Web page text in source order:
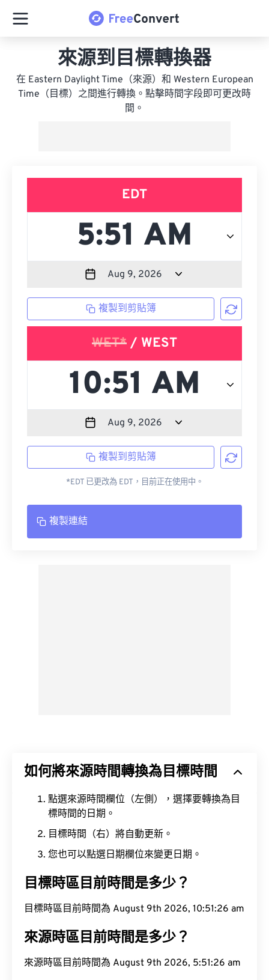
來源到目標轉換器
在 Eastern Daylight Time（來源）和 Western European
Time（目標）之間進行轉換。點擊時間字段即可更改時
間。
EDT
複製到剪貼簿
WET* / WEST
複製到剪貼簿
*EDT 已更改為 EDT，目前正在使用中。
複製連結
如何將來源時間轉換為目標時間
點選來源時間欄位（左側），選擇要轉換為目
標時間的日期。
目標時間（右）將自動更新。
您也可以點選日期欄位來變更日期。
目標時區目前時間是多少？
目標時區目前時間為 August 9th 2026, 10:51:27 am
來源時區目前時間是多少？
來源時區目前時間為 August 9th 2026, 5:51:27 am